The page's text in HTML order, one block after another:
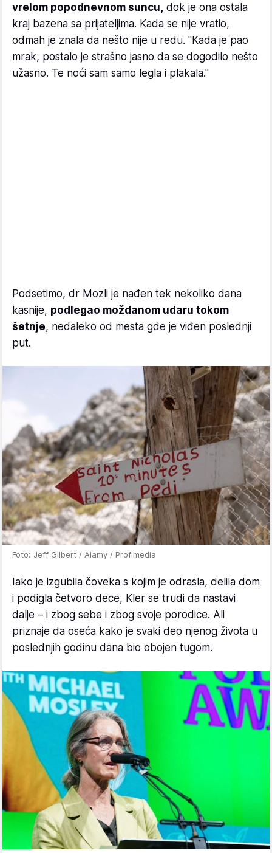
vrelom popodnevnom suncu, dok je ona ostala
kraj bazena sa prijateljima. Kada se nije vratio,
odmah je znala da nešto nije u redu. "Kada je pao
mrak, postalo je strašno jasno da se dogodilo nešto
užasno. Te noći sam samo legla i plakala."
Podsetimo, dr Mozli je nađen tek nekoliko dana
kasnije, podlegao moždanom udaru tokom
šetnje, nedaleko od mesta gde je viđen poslednji
put.
Foto: Jeff Gilbert / Alamy / Profimedia
Iako je izgubila čoveka s kojim je odrasla, delila dom
i podigla četvoro dece, Kler se trudi da nastavi
dalje – i zbog sebe i zbog svoje porodice. Ali
priznaje da oseća kako je svaki deo njenog života u
poslednjih godinu dana bio obojen tugom.